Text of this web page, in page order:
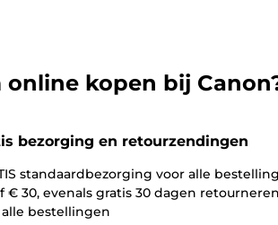
online kopen bij
bezorging en retourzendingen
standaardbezorging voor alle
€ 30, evenals gratis 30 dagen
bestellingen